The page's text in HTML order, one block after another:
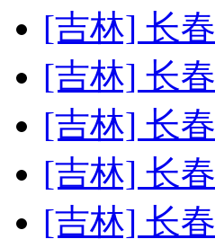
[吉林] 长
[吉林] 长
[吉林] 长
[吉林] 长
[吉林] 长